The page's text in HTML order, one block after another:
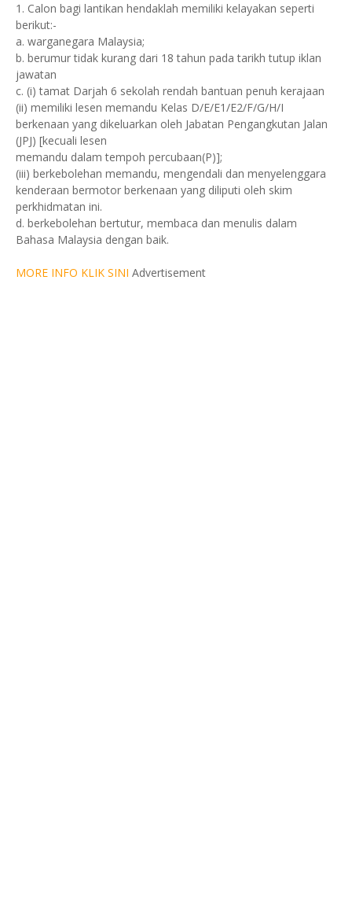
1. Calon bagi lantikan hendaklah memiliki kelayakan seperti
berikut:-
a. warganegara Malaysia;
b. berumur tidak kurang dari 18 tahun pada tarikh tutup iklan
jawatan
c. (i) tamat Darjah 6 sekolah rendah bantuan penuh kerajaan
(ii) memiliki lesen memandu Kelas D/E/E1/E2/F/G/H/I
berkenaan yang dikeluarkan oleh Jabatan Pengangkutan Jalan
(JPJ) [kecuali lesen
memandu dalam tempoh percubaan(P)];
(iii) berkebolehan memandu, mengendali dan menyelenggara
kenderaan bermotor berkenaan yang diliputi oleh skim
perkhidmatan ini.
d. berkebolehan bertutur, membaca dan menulis dalam
Bahasa Malaysia dengan baik.
MORE INFO KLIK SINI Advertisement